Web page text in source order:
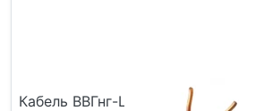
Кабель ВВГнг-LS ГОСТ 5x4